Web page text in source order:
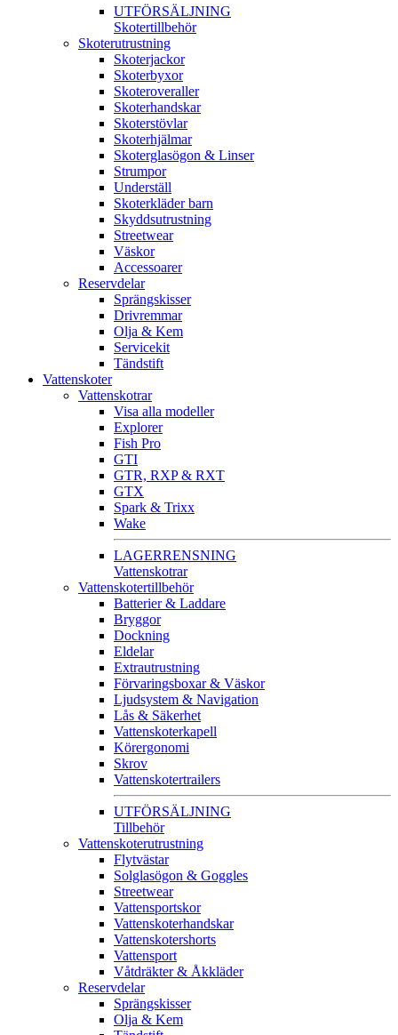
UTFÖRSÄLJNING
Skotertillbehör
Skoterutrustning
Skoterjackor
Skoterbyxor
Skoteroveraller
Skoterhandskar
Skoterstövlar
Skoterhjälmar
Skoterglasögon & Linser
Strumpor
Underställ
Skoterkläder barn
Skyddsutrustning
Streetwear
Väskor
Accessoarer
Reservdelar
Sprängskisser
Drivremmar
Olja & Kem
Servicekit
Tändstift
Vattenskoter
Vattenskotrar
Visa alla modeller
Explorer
Fish Pro
GTI
GTR, RXP & RXT
GTX
Spark & Trixx
Wake
LAGERRENSNING
Vattenskotrar
Vattenskotertillbehör
Batterier & Laddare
Bryggor
Dockning
Eldelar
Extrautrustning
Förvaringsboxar & Väskor
Ljudsystem & Navigation
Lås & Säkerhet
Vattenskoterkapell
Körergonomi
Skrov
Vattenskotertrailers
UTFÖRSÄLJNING
Tillbehör
Vattenskoterutrustning
Flytvästar
Solglasögon & Goggles
Streetwear
Vattensportskor
Vattenskoterhandskar
Vattenskotershorts
Vattensport
Våtdräkter & Åkkläder
Reservdelar
Sprängskisser
Olja & Kem